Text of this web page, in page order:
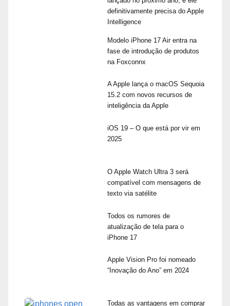
definitivamente precisa do Apple
Intelligence
Modelo iPhone 17 Air entra na
fase de introdução de produtos
na Foxconnx
A Apple lança o macOS Sequoia
15.2 com novos recursos de
inteligência da Apple
iOS 19 – O que está por vir em
2025
O Apple Watch Ultra 3 será
compatível com mensagens de
texto via satélite
Todos os rumores de
atualização de tela para o
iPhone 17
Apple Vision Pro foi nomeado
“Inovação do Ano” em 2024
Todas as vantagens em comprar